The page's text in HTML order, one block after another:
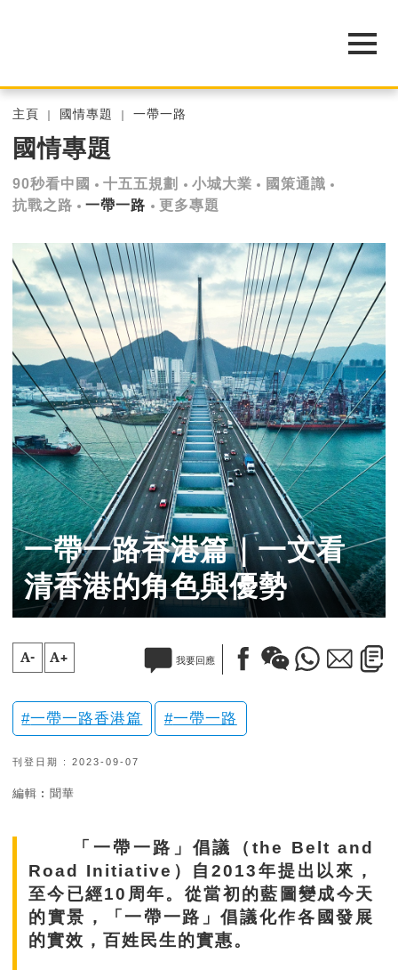
主頁 國情專題 一帶一路
國情專題
90秒看中國 十五五規劃 小城大業
國策通識
抗戰之路
一帶一路 更多專題
一帶一路香港篇｜一文看
清香港的角色與優勢
A- A+ 我要回應
一帶一路香港篇 一帶一路
刊登日期 : 2023-09-07
編輯︰聞華
「一帶一路」倡議（the Belt and
Road Initiative）自2013年提出以來，
至今已經10周年。從當初的藍圖變成今天
的實景，「一帶一路」倡議化作各國發展
的實效，百姓民生的實惠。